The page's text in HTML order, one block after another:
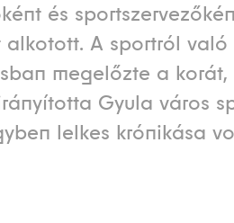
és
A sportról való
megelőzte a korát,
Gyula város
lelkes krónikása